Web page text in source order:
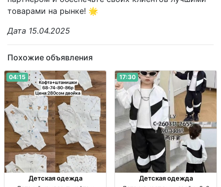
товарами на рынке! 🌟
Дата 15.04.2025
Похожие объявления
04:15
Детская одежда
17:30
Детская одежда